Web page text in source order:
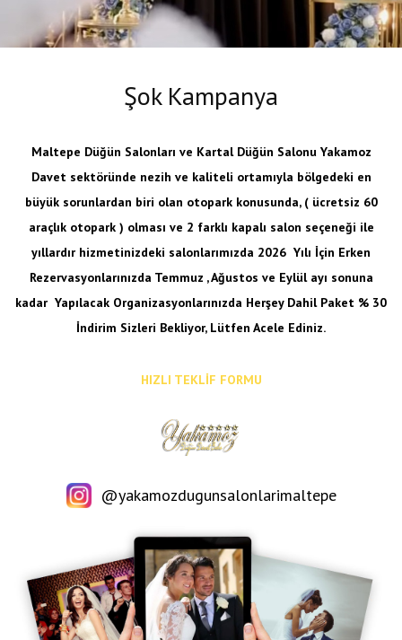
İLETIŞIM
Şok Kampanya
Maltepe Düğün Salonları ve Kartal Düğün Salonu Yakamoz
Davet sektöründe nezih ve kaliteli ortamıyla bölgedeki en
büyük sorunlardan biri olan otopark konusunda, ( ücretsiz 60
araçlık otopark ) olması ve 2 farklı kapalı salon seçeneği ile
yıllardır hizmetinizdeki salonlarımızda 2026 Yılı İçin Erken
Rezervasyonlarınızda Temmuz , Ağustos ve Eylül ayı sonuna
kadar Yapılacak Organizasyonlarınızda Herşey Dahil Paket % 30
İndirim Sizleri Bekliyor, Lütfen Acele Ediniz.
HIZLI TEKLİF FORMU
@yakamozdugunsalonlarimaltepe